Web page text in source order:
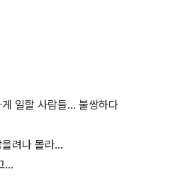
일할 사람들... 불쌍하다
려나 몰라...
...